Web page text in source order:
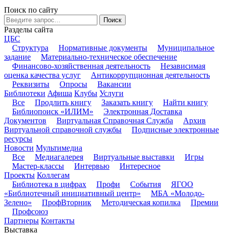
Поиск по сайту
Поиск
Разделы сайта
ЦБС
Структура
Нормативные документы
Муниципальное
задание
Материально-техническое обеспечение
Финансово-хозяйственная деятельность
Независимая
оценка качества услуг
Антикоррупционная деятельность
Реквизиты
Опросы
Вакансии
Библиотеки Афиша Клубы Услуги
Все
Продлить книгу Заказать книгу
Найти книгу
Библиопоиск «ИЛИМ»
Электронная Доставка
Документов
Виртуальная Справочная Служба
Архив
Виртуальной справочной службы
Подписные электронные
ресурсы
Новости Мультимедиа
Все
Медиагалерея Виртуальные выставки
Игры
Мастер-классы
Интервью
Интересное
Проекты Коллегам
Библиотека в цифрах
Профи События
ЯГОО
«Библиотечный инициативный центр»
МБА «Молодо-
Зелено»
ПрофВторник Методическая копилка
Премии
Профсоюз
Партнеры Контакты
Выставка